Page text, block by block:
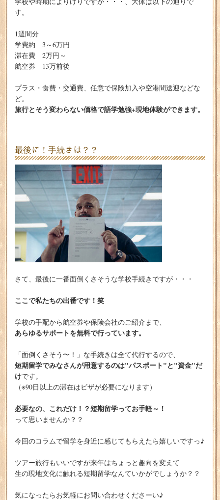
す。
1週間分
学費約 3～6万円
滞在費 2万円～
航空券 13万前後
プラス・食費・交通費、任意で保険加入や空港間送迎などな
ど。
旅行とそう変わらない価格で語学勉強+現地体験ができます。
最後に！手続きは？？
さて、最後に一番面倒くさそうな学校手続きですが・・・
ここで私たちの出番です！笑
学校の手配から航空券や保険会社のご紹介まで、
あらゆるサポートを無料で行っています。
「面倒くさそう〜！」な手続きは全て代行するので、
短期留学でみなさんが用意するのは"パスポート"と"資金"だ
けです。
（※90日以上の滞在はビザが必要になります）
必要なの、これだけ！？短期留学ってお手軽～！
って思いませんか？？
今回のコラムで留学を身近に感じてもらえたら嬉しいですっ♪
ツアー旅行もいいですが来年はちょっと趣向を変えて
生の現地文化に触れる短期留学なんていかがでしょうか？？
気になったらお気軽にお問い合わせくださーい♪